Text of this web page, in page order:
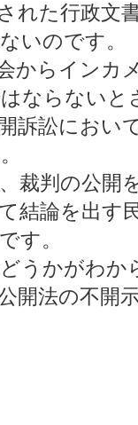
れた行政文
いのです。
からインカ
ならないと
訴訟におい
裁判の公開
結論を出す
す。
うかがわか
開法の不開